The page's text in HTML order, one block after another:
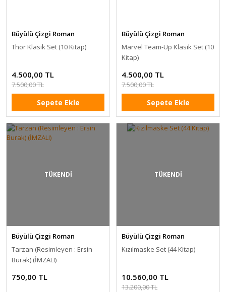
Büyülü Çizgi Roman
Thor Klasik Set (10 Kitap)
4.500,00 TL
7.500,00 TL
Sepete Ekle
Büyülü Çizgi Roman
Marvel Team-Up Klasik Set (10
Kitap)
4.500,00 TL
7.500,00 TL
Sepete Ekle
TÜKENDİ
Büyülü Çizgi Roman
Tarzan (Resimleyen : Ersin
Burak) (İMZALI)
750,00 TL
TÜKENDİ
Büyülü Çizgi Roman
Kızılmaske Set (44 Kitap)
10.560,00 TL
13.200,00 TL